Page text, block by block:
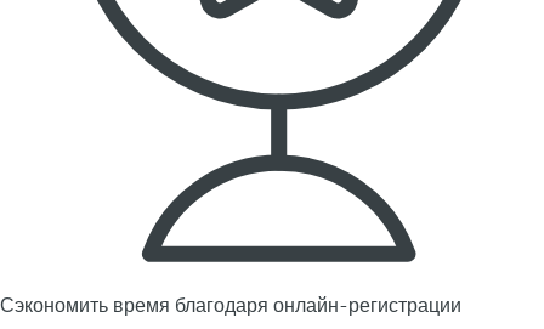
Сэкономить время благодаря онлайн-регистрации